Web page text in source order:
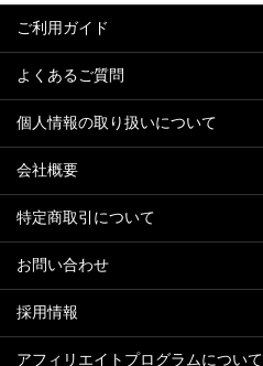
ご利用ガイド
よくあるご質問
個人情報の取り扱いについて
会社概要
特定商取引について
お問い合わせ
採用情報
アフィリエイトプログラムについて